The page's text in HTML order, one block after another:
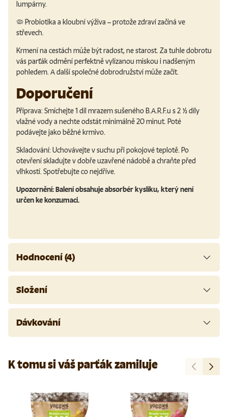
lumpárny.
🦠 Probiotika a kloubní výživa – protože zdraví začíná ve
střevech.
Krmení na cestách může být radost, ne starost. Za tuhle dobrotu
vás parťák odmění perfektně vylízanou miskou i nadšeným
pohledem. A další společné dobrodružství může začít.
Doporučení
Příprava: Smíchejte 1 díl mrazem sušeného B.A.R.F.u s 2 ½ díly
vlažné vody a nechte odstát minimálně 20 minut. Poté
podávejte jako běžné krmivo.
Skladování: Uchovávejte v suchu při pokojové teplotě. Po
otevření skladujte v dobře uzavřené nádobě a chraňte před
vlhkostí. Spotřebujte co nejdříve.
Upozornění: Balení obsahuje absorbér kyslíku, který není
určen ke konzumaci.
Hodnocení (4)
Složení
Dávkování
K tomu si váš parťák zamiluje Předchozí
Další